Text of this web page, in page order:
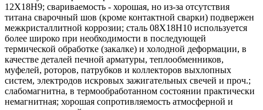
12Х18Н9; свариваемость - хорошая, но из-за отсутствия
титана сварочный шов (кроме контактной сварки) подвержен
межкристаллитной коррозии; сталь 08Х18Н10 используется
более широко при необходимости в последующей
термической обработке (закалке) и холодной деформации, в
качестве деталей печной арматуры, теплообменников,
муфелей, роторов, патрубков и коллекторов выхлопных
систем, электродов искровых зажигательных свечей и проч.;
слабомагнитна, в термообработанном состоянии практически
немагнитная; хорошая сопротивляемость атмосферной и